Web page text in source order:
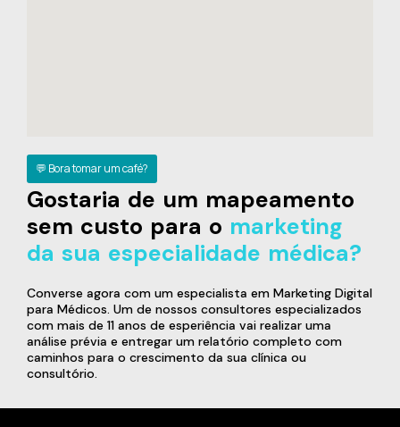
💬 Bora tomar um café?
Gostaria de um mapeamento
sem custo para o marketing
da sua especialidade médica?
Converse agora com um especialista em Marketing Digital
para Médicos. Um de nossos consultores especializados
com mais de 11 anos de esperiência vai realizar uma
análise prévia e entregar um relatório completo com
caminhos para o crescimento da sua clínica ou
consultório.